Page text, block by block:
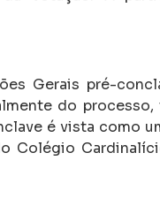
Gerais pré-
do
é vista como
Colégio